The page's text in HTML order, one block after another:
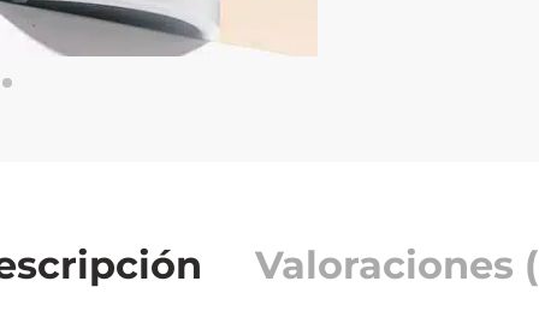
Valoraciones